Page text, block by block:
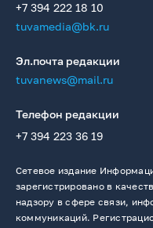
+7 394 222 18 10
tuvamedia@bk.ru
Эл.почта редакции
tuvanews@mail.ru
Телефон редакции
+7 394 223 36 19
Сетевое издание
зарегистрировано в
надзору в сфере связи,
коммуникаций.